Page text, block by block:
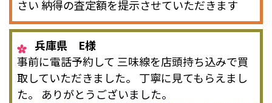
さい 納得の査定額を提示させていただきます
兵庫県 E様
事前に電話予約して 三味線を店頭持ち込みで買
取していただきました。 丁寧に見てもらえまし
た。 ありがとうございました。